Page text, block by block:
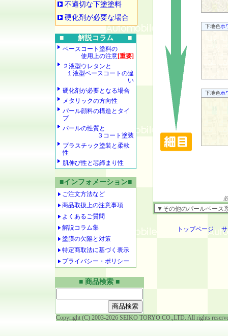
不適切な下塗塗料
硬化剤が必要な場合
■ 解説コラム ■
ベースコート塗料の
使用上の注意[重要]
２液型ウレタンと
１液型ベースコートの違
い
硬化剤が必要となる場合
メタリックの方向性
パール顔料の構造とタイ
プ
パールの性質と
３コート塗装
プラスチック塗装と柔軟
性
肌伸び性と芯締まり性
■インフォメーション■
ご注文方法など
商品取扱上の注意事項
よくあるご質問
解説コラム集
塗膜の欠陥と対策
特定商取法に基づく表示
プライバシー・ポリシー
下地色ホ
下地色ホ
トップページ
■ 商品検索 ■
Copyright (C) 2003-2026 SEIKO TORYO CO.,LTD. All rights